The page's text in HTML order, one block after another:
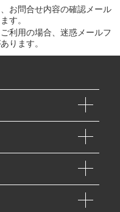
お問合せ内容の確認メール
す。
利用の場合、迷惑メールフ
ります。